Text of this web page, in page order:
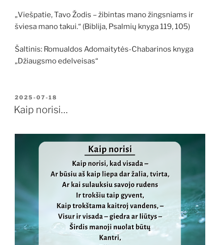
„Viešpatie, Tavo Žodis – žibintas mano žingsniams ir
šviesa mano takui.“ (Biblija, Psalmių knyga 119, 105)
Šaltinis: Romualdos Adomaitytės-Chabarinos knyga
„Džiaugsmo edelveisas“
PASKELBTA
2025-07-18
Kaip norisi…